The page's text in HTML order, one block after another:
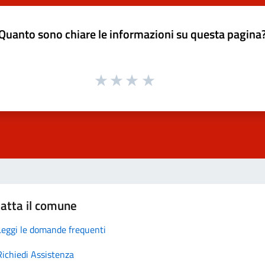
sono chiare le informazioni su questa
il comune
le domande frequenti
Assistenza